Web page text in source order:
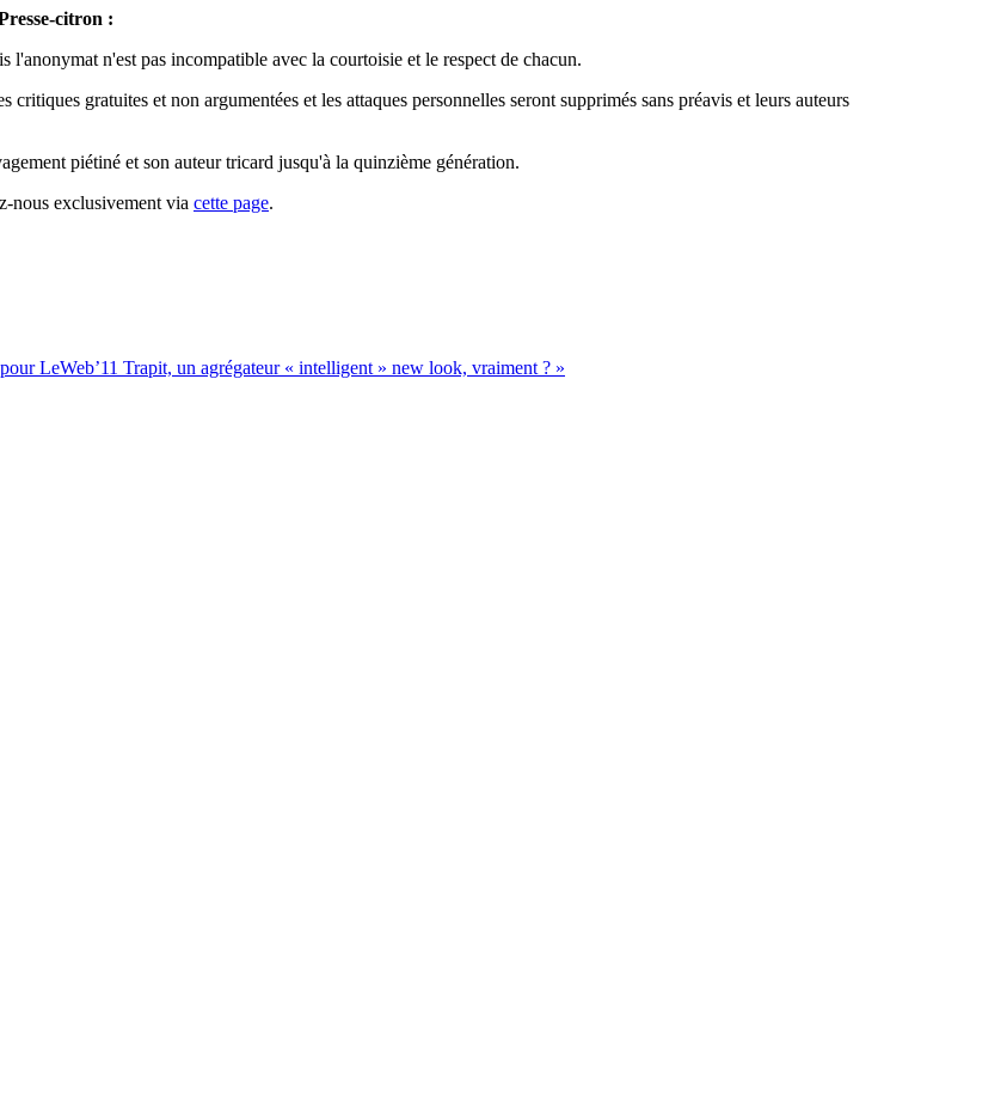
citron :
l'anonymat n'est pas incompatible avec la courtoisie et le respect de chacun.
gratuites et non argumentées et les attaques personnelles seront supprimés sans préavis et leurs auteurs
piétiné et son auteur tricard jusqu'à la quinzième génération.
nous exclusivement via cette page.
LeWeb’11 Trapit, un agrégateur « intelligent » new look, vraiment ? »